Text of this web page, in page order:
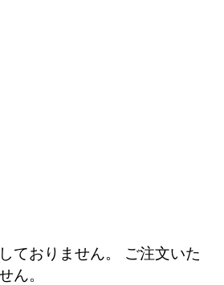
ておりません。 ご注文いた
ん。